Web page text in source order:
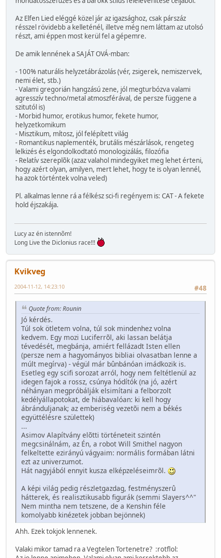
Az Elfen Lied eléggé közel jár az igazsághoz, csak párszáz
résszel rövidebb a kelleténél, illetve még nem láttam az utolsó
részt, ami éppen most kerül fel a gépemre.
De amik lennének a SAJÁT OVÁ-mban:
- 100% naturális helyzetábrázolás (vér, zsigerek, nemiszervek,
nemi élet, stb.)
- Valami gregorián hangzású zene, jól megturbózva valami
agresszív techno/metal atmoszférával, de persze függene a
szitutól is)
- Morbid humor, erotikus humor, fekete humor,
helyzetkomikum
- Misztikum, mítosz, jól felépített világ
- Romantikus naplementék, brutális mészárlások, rengeteg
lelkizés és elgondolkodtató monologizálás, filozófia
- Relatív szereplõk (azaz valahol mindegyiket meg lehet érteni,
hogy azért olyan, amilyen, mert lehet, hogy te is olyan lennél,
ha azok történtek volna veled)
Pl. alkalmas lenne rá a félkész sci-fi regényem is: CAT - A fekete
hold éjszakája.
Lucy az én istennõm!
Long Live the Diclonius race!!!
Kvikveg
#48
2004-11-12, 14:23:10
Quote from: Rounin
Jó kérdés.
Túl sok ötletem volna, túl sok mindenhez volna
kedvem. Egy mozi Luciferrõl, aki lassan belátja
tévedését, megbánja, amiért fellázadt Isten ellen
(persze nem a hagyományos bibliai olvasatban lenne a
múlt megírva) - végül már bûnbánóan imádkozik is.
Esetleg egy scifi sorozat arról, hogy nem feltétlenül az
idegen fajok a rossz, csúnya hódítók (na jó, azért
néhányan megpróbálják elsimítani a felborzolt
kedélyállapotokat, de hiábavalóan: ki kell hogy
ábránduljanak; az emberiség vezetõi nem a békés
együttélésre születtek)
...
Asimov Alapítvány elõtti történeteit szintén
megcsinálnám, az Én, a robot Will Smithel nagyon
felkeltette ezirányú vágyaim: normális formában látni
ezt az univerzumot.
Hát nagyjából ennyit kusza elképzeléseimrõl.
A képi világ pedig részletgazdag, festményszerû
hátterek, és realisztikusabb figurák (semmi Slayers^^"
Nem mintha nem tetszene, de a Kenshin féle
komolyabb kinézetek jobban bejönnek)
Ahh. Ezek tokjok lennenek.
Valaki mikor tamad ra a Vegtelen Tortenetre? :rotflol: